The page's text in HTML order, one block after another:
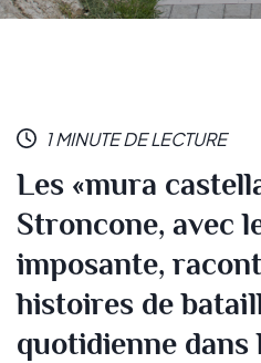
1 MINUTE DE LECTURE
Les «mura
Stroncone, avec
imposante,
histoires de
quotidienne dans